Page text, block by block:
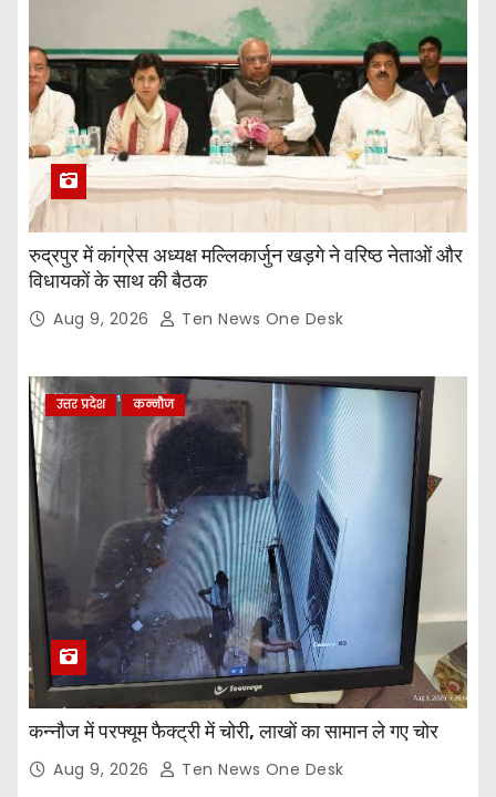
रुद्रपुर में कांग्रेस अध्यक्ष मल्लिकार्जुन खड़गे ने वरिष्ठ नेताओं और
विधायकों के साथ की बैठक
Aug 9, 2026 Ten News One Desk
उत्तर प्रदेश कन्नौज
कन्नौज में परफ्यूम फैक्ट्री में चोरी, लाखों का सामान ले गए चोर
Aug 9, 2026 Ten News One Desk